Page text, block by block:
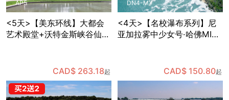
AP5
<5天>【美东环线】大都会
艺术殿堂+沃特金斯峡谷仙境
CAD$ 263.18起
DN4-MY
<4天>【名校瀑布系列】尼
亚加拉雾中少女号·哈佛MIT
标三连拍，费城独立宫与自
由钟打卡，纽约往返
CAD$ 150.80起